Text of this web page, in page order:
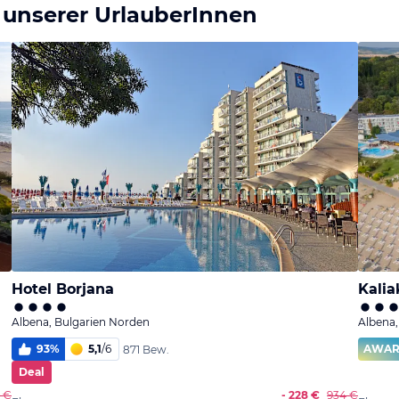
UrlauberInnen
€
Hotel Borjana
Albena, Bulgarien Norden
93% 5,1/6
871 Bew.
Deal
- 228 € 934 €